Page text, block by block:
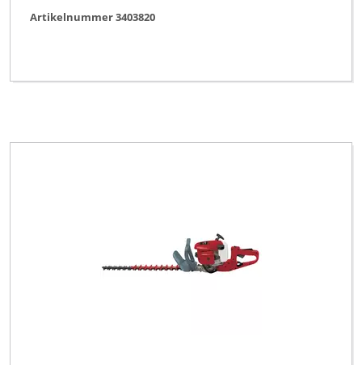
Artikelnummer 3403820